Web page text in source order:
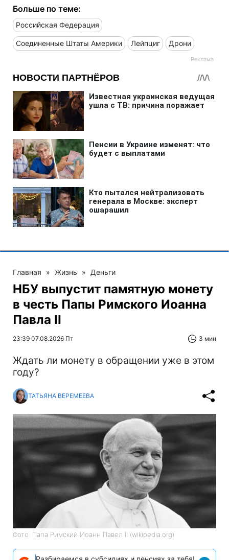
Больше по теме:
Российская Федерация
Соединенные Штаты Америки Лейпциг Дрони
Главная » Жизнь » Деньги
НБУ выпустит памятную монету
в честь Папы Римского Иоанна
Павла II
23:39 07.08.2026 Пт 3 мин
Ждать ли монету в обращении уже в этом
году?
ТАТЬЯНА ВЕРЕМЕЕВА
Фото: Папа Римский Иоанн Павел II (wikipedia.org)